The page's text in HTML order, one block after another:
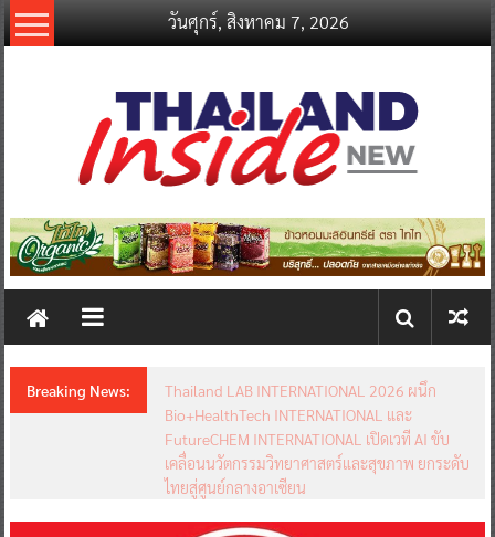
Skip
to
วันศุกร์, สิงหาคม 7, 2026
thailandinsidenew.com
Thailand
New
Breaking News:
Thailand LAB INTERNATIONAL 2026 ผนึก
Bio+HealthTech INTERNATIONAL และ
FutureCHEM INTERNATIONAL เปิดเวที AI ขับ
เคลื่อนนวัตกรรมวิทยาศาสตร์และสุขภาพ ยกระดับ
ไทยสู่ศูนย์กลางอาเซียน